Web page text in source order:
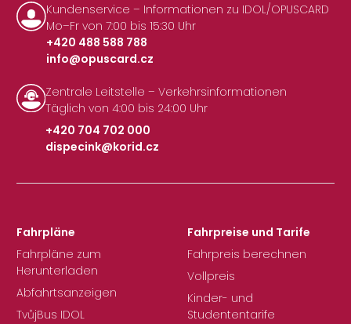
Kundenservice – Informationen zu IDOL/OPUSCARD
Mo–Fr von 7:00 bis 15:30 Uhr
+420 488 588 788
|
info@opuscard.cz
Zentrale Leitstelle – Verkehrsinformationen
Täglich von 4:00 bis 24:00 Uhr
+420 704 702 000
|
dispecink@korid.cz
Fahrpläne
Fahrpläne zum
Herunterladen
Abfahrtsanzeigen
TvůjBus IDOL
Fahrpreise und Tarife
Fahrpreis berechnen
Vollpreis
Kinder- und
Studententarife